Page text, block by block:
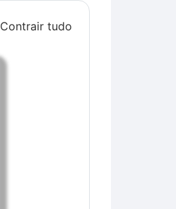
Contrair tudo